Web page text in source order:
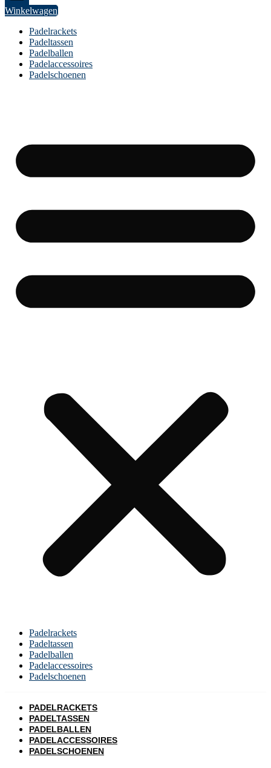
Winkelwagen
Padelrackets
Padeltassen
Padelballen
Padelaccessoires
Padelschoenen
Padelrackets
Padeltassen
Padelballen
Padelaccessoires
Padelschoenen
PADELRACKETS
PADELTASSEN
PADELBALLEN
PADELACCESSOIRES
PADELSCHOENEN